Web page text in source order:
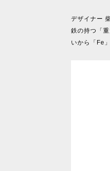
デザイナー
鉄の持つ「
いから「Fe